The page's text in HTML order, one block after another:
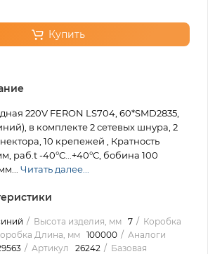
Купить
220V FERON LS704, 60*SMD2835,
в комплекте 2 сетевых шнура, 2
10 крепежей , Кратность
раб.t -40°C...+40°C, бобина 100
Читать далее...
Высота изделия, мм 7
Коробка
Длина, мм 100000
Аналоги
Артикул 26242
Базовая